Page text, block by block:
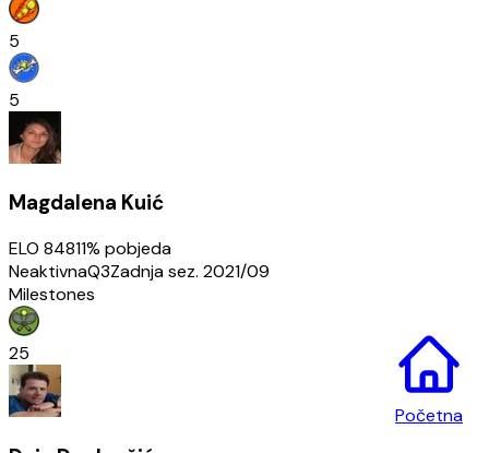
5
5
Magdalena Kuić
ELO 84811% pobjeda
NeaktivnaQ3Zadnja sez. 2021/09
Milestones
25
Početna